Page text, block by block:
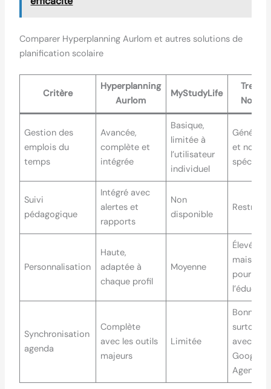
Comparer Hyperplanning Aurlom et autres solutions de
planification scolaire
Critère
Hyperplanning
Aurlom
MyStudyLife
Trello /
Notion
Gestion des
emplois du
temps
Avancée,
complète et
intégrée
Basique,
limitée à
l’utilisateur
individuel
Générale
et non
Suivi
pédagogique
Intégré avec
alertes et
rapports
Non
disponible
Restreint
Personnalisation
Haute,
adaptée à
chaque profil
Moyenne
Élevée,
mais pas
pour
Synchronisation
agenda
Complète
avec les outils
majeurs
Limitée
Bonne,
surtout
avec
Google
Agenda